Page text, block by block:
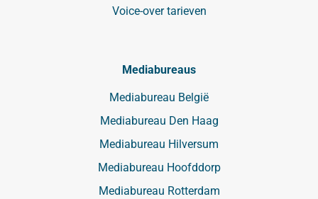
Voice-over tarieven
Mediabureaus
Mediabureau België
Mediabureau Den Haag
Mediabureau Hilversum
Mediabureau Hoofddorp
Mediabureau Rotterdam